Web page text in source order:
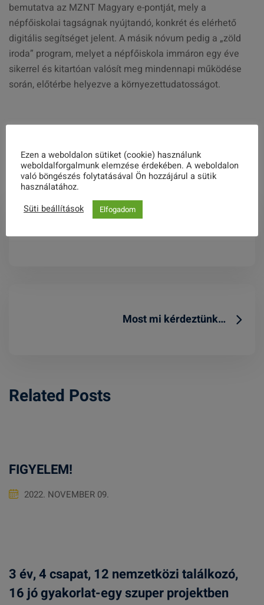
bemutatva az MZNT Magyary e-pontját, mely a
népfőiskolai tagságnak nyújtandó, konkrét és elérhető
digitális segítséget jelent. A másik nóvum pedig a „zöld
iroda” program, melyet a népfőiskola immáron egy éve
sikerrel és kitartóan valósít meg mindennapi működése
során, előtérbe helyezve a környezettudatosságot.
Most mi kérdeztünk…
Related Posts
FIGYELEM!
2022. NOVEMBER 09.
3 év, 4 csapat, 12 nemzetközi találkozó,
16 jó gyakorlat-egy szuper projektben
Ezen a weboldalon sütiket (cookie) használunk
weboldalforgalmunk elemzése érdekében. A weboldalon
való böngészés folytatásával Ön hozzájárul a sütik
használatához.
Süti beállítások
Elfogadom